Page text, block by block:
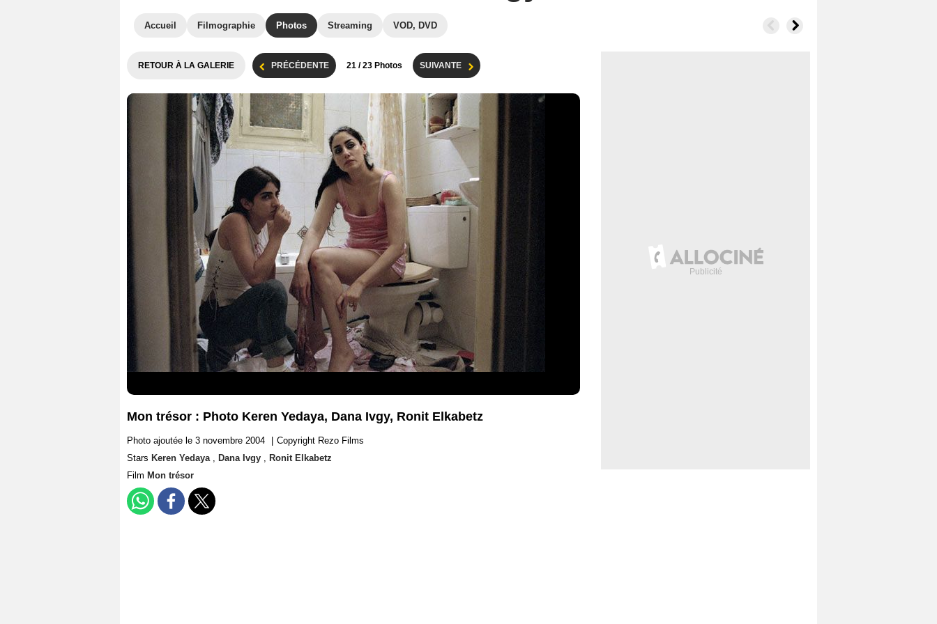
Accueil Filmographie Photos Streaming VOD, DVD
RETOUR À LA GALERIE PRÉCÉDENTE 21 / 23 Photos SUIVANTE
Mon trésor : Photo Keren Yedaya, Dana Ivgy, Ronit Elkabetz
Photo ajoutée le 3 novembre 2004
Copyright Rezo Films
Stars Keren Yedaya , Dana Ivgy , Ronit Elkabetz
Film Mon trésor